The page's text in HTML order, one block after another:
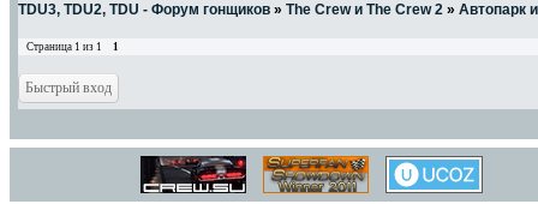
TDU3, TDU2, TDU - Форум гонщиков » The Crew и The Crew 2 » Автопарк
Страница 1 из 1 1